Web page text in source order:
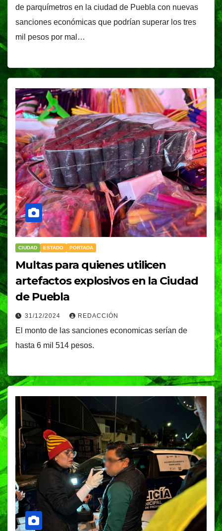
de parquímetros en la ciudad de Puebla con nuevas
sanciones económicas que podrían superar los tres
mil pesos por mal…
CIUDAD ESTADO PORTADA
Multas para quienes utilicen
artefactos explosivos en la Ciudad
de Puebla
31/12/2024 REDACCIÓN
El monto de las sanciones economicas serían de
hasta 6 mil 514 pesos.